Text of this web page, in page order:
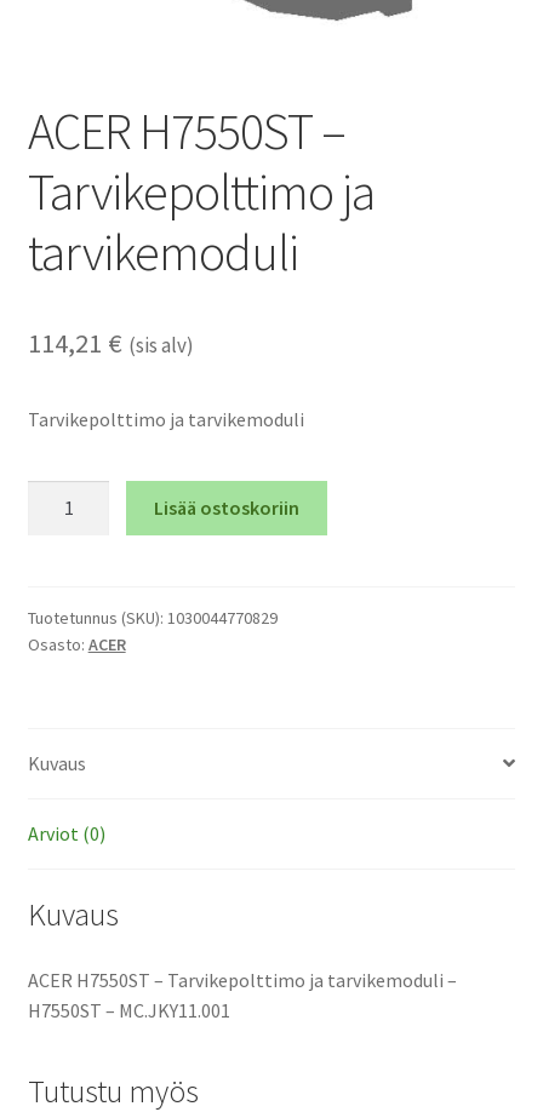
ACER H7550ST –
Tarvikepolttimo ja
tarvikemoduli
114,21 € (sis alv)
Tarvikepolttimo ja tarvikemoduli
ja
tarvikemoduli
Lisää ostoskoriin
Tuotetunnus (SKU): 1030044770829
Osasto: ACER
Kuvaus
Arviot (0)
Kuvaus
ACER H7550ST – Tarvikepolttimo ja tarvikemoduli –
H7550ST – MC.JKY11.001
Tutustu myös